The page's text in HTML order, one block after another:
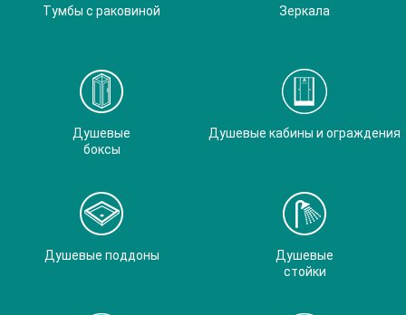
Тумбы с раковиной Зеркала
Душевые
боксы
Душевые кабины и ограждения
Душевые поддоны
Душевые
стойки